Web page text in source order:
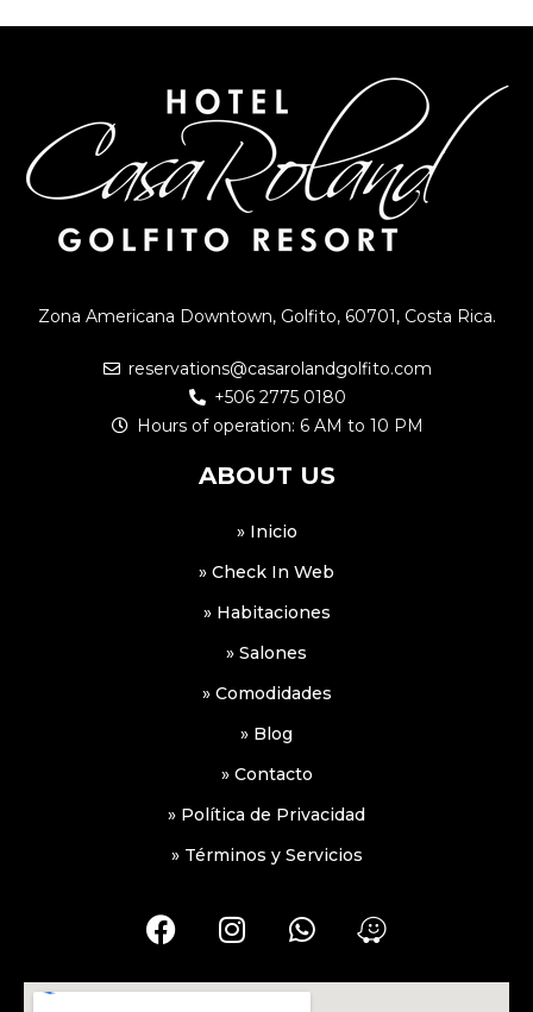
Zona Americana Downtown, Golfito, 60701, Costa Rica.
reservations@casarolandgolfito.com
+506 2775 0180
Hours of operation: 6 AM to 10 PM
ABOUT US
» Inicio
» Check In Web
» Habitaciones
» Salones
» Comodidades
» Blog
» Contacto
» Política de Privacidad
» Términos y Servicios
F
a
e
I
n
t
W
h
t
W
a